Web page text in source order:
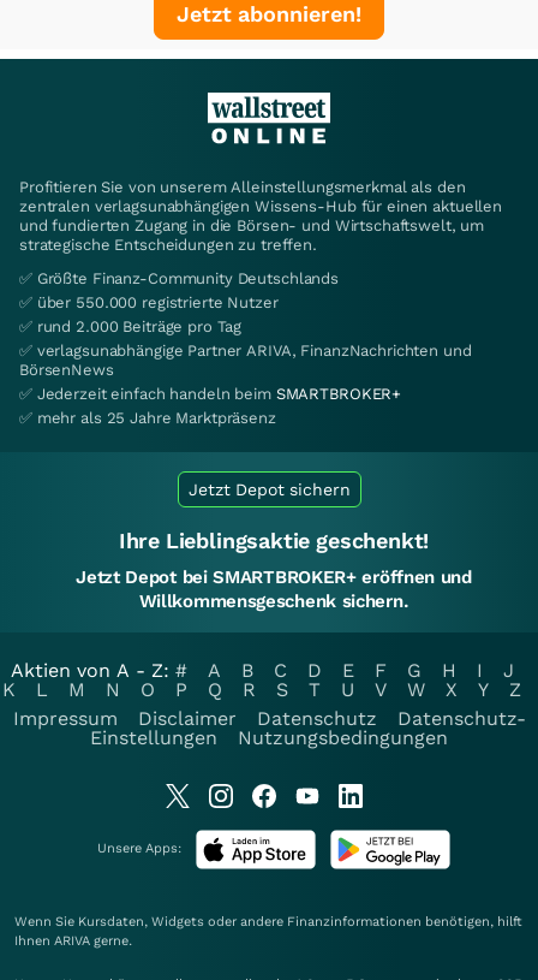
Jetzt abonnieren!
Profitieren Sie von unserem Alleinstellungsmerkmal als den
zentralen verlagsunabhängigen Wissens-Hub für einen aktuellen
und fundierten Zugang in die Börsen- und Wirtschaftswelt, um
strategische Entscheidungen zu treffen.
✅ Größte Finanz-Community Deutschlands
✅ über 550.000 registrierte Nutzer
✅ rund 2.000 Beiträge pro Tag
✅ verlagsunabhängige Partner ARIVA, FinanzNachrichten und
BörsenNews
✅ Jederzeit einfach handeln beim SMARTBROKER+
✅ mehr als 25 Jahre Marktpräsenz
Jetzt Depot sichern
Ihre Lieblingsaktie geschenkt!
Jetzt Depot bei SMARTBROKER+ eröffnen und
Willkommensgeschenk sichern.
Aktien von A - Z: # A B C D E F G H I
J
K
L M N O P Q R S T U V W X Y
Z
Impressum
Disclaimer Datenschutz
Datenschutz-
Einstellungen
Nutzungsbedingungen
Unsere Apps:
Wenn Sie Kursdaten, Widgets oder andere Finanzinformationen benötigen, hilft
Ihnen ARIVA gerne.